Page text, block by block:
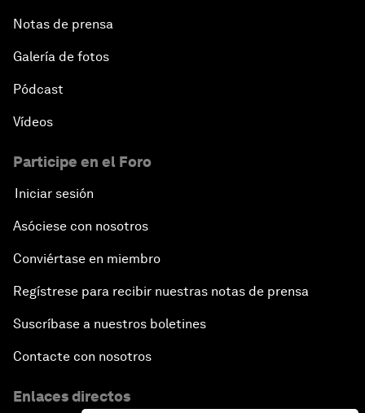
Notas de prensa
Galería de fotos
Pódcast
Vídeos
Participe en el Foro
Iniciar sesión
Asóciese con nosotros
Conviértase en miembro
Regístrese para recibir nuestras notas de prensa
Suscríbase a nuestros boletines
Contacte con nosotros
Enlaces directos